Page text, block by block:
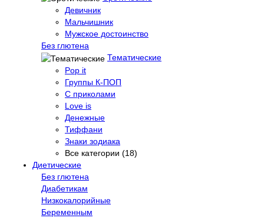
Девичник
Мальчишник
Мужское достоинство
Без глютена
Тематические
Pop it
Группы К-ПОП
С приколами
Love is
Денежные
Тиффани
Знаки зодиака
Все категории (18)
Диетические
Без глютена
Диабетикам
Низкокалорийные
Беременным